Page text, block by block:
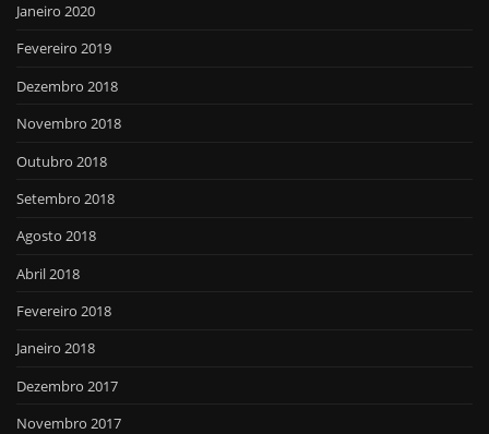
Janeiro 2020
Fevereiro 2019
Dezembro 2018
Novembro 2018
Outubro 2018
Setembro 2018
Agosto 2018
Abril 2018
Fevereiro 2018
Janeiro 2018
Dezembro 2017
Novembro 2017